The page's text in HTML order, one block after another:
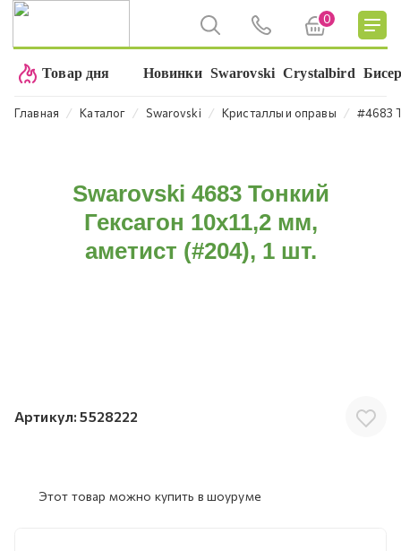
0
Товар дня Новинки Swarovski Crystalbird
Главная ⁄ Каталог ⁄ Swarovski ⁄ Кристаллы и оправы ⁄ #4683
Swarovski 4683 Тонкий
Гексагон 10x11,2 мм,
аметист (#204), 1 шт.
Артикул: 5528222
Этот товар можно купить в шоуруме